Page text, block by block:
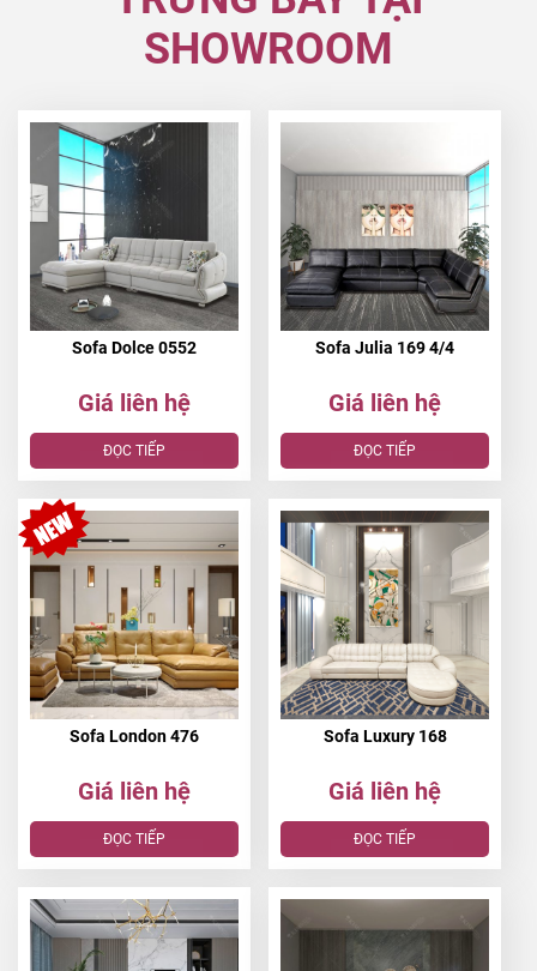
SHOWROOM
Sofa Dolce 0552
Giá liên hệ
ĐỌC TIẾP
Sofa Julia 169 4/4
Giá liên hệ
ĐỌC TIẾP
Sofa London 476
Giá liên hệ
ĐỌC TIẾP
Sofa Luxury 168
Giá liên hệ
ĐỌC TIẾP